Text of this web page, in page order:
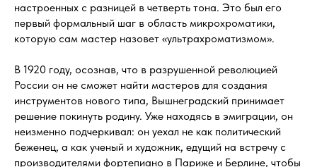
настроенных с разницей в четверть тона. Это был его
первый формальный шаг в область микрохроматики,
которую сам мастер назовет «ультрахроматизмом».
В 1920 году, осознав, что в разрушенной революцией
России он не сможет найти мастеров для создания
инструментов нового типа, Вышнеградский принимает
решение покинуть родину. Уже находясь в эмиграции, он
неизменно подчеркивал: он уехал не как политический
беженец, а как ученый и художник, едущий на встречу с
производителями фортепиано в Париже и Берлине, чтобы